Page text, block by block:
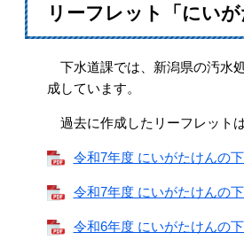
リーフレット「にいが
下水道課では、新潟県の汚水
成しています。
過去に作成したリーフレット
令和7年度 にいがたけんの
令和7年度 にいがたけんの
令和6年度 にいがたけんの